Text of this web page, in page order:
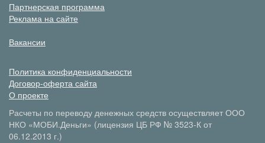
Партнерская программа
Реклама на сайте
Вакансии
Политика конфиденциальности
Договор-оферта сайта
О проекте
Расчеты по переводу денежных средств осуществляет ООО
НКО «МОБИ.Деньги» (лицензия ЦБ РФ № 3523-К от
06.12.2013 г.)